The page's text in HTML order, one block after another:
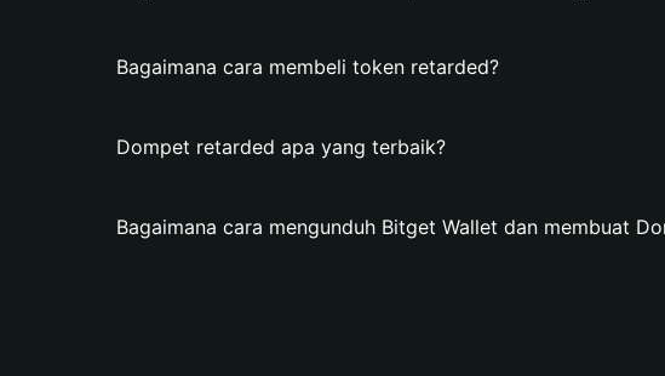
Bagaimana cara membeli token retarded?
Dompet retarded apa yang terbaik?
Bagaimana cara mengunduh Bitget Wallet dan membuat